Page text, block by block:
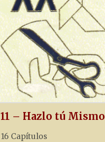
11 – Hazlo tú Mismo
16 Capítulos